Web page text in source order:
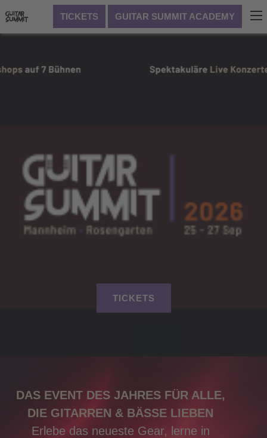
TICKETS GUITAR SUMMIT ACADEMY
TICKETS
DAS EVENT DES JAHRES FÜR ALLE,
DIE GITARREN & BÄSSE LIEBEN
Erlebe das neueste Gear, lerne in